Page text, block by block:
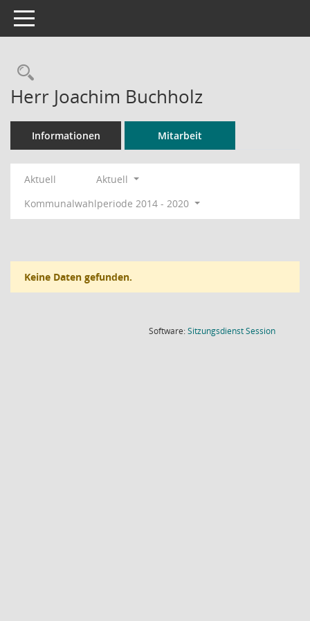
Toggle navigation
Rechercheauswahl
Herr Joachim Buchholz
Informationen Mitarbeit
Aktuell
Aktuell
Kommunalwahlperiode 2014 - 2020
Keine Daten gefunden.
Software:SitzungsdienstSession(Wird in